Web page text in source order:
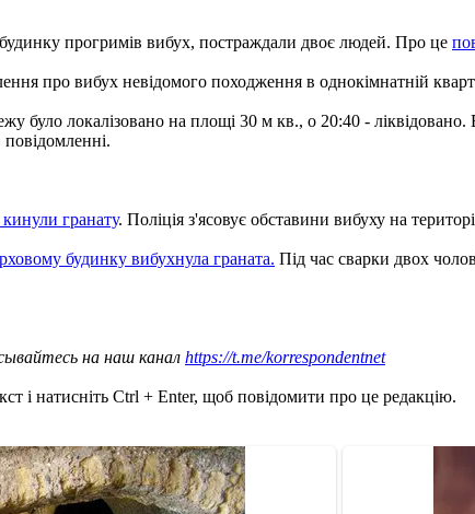
прогримів вибух, постраждали двоє людей. Про це
про вибух невідомого походження в однокімнатній
локалізовано на площі 30 м кв., о 20:40 - ліквідовано.
гранату. Поліція з'ясовує обставини вибуху на
будинку вибухнула граната. Під час сварки двох
на наш канал https://t.me/korrespondentnet
і натисніть Ctrl + Enter, щоб повідомити про це редакцію.